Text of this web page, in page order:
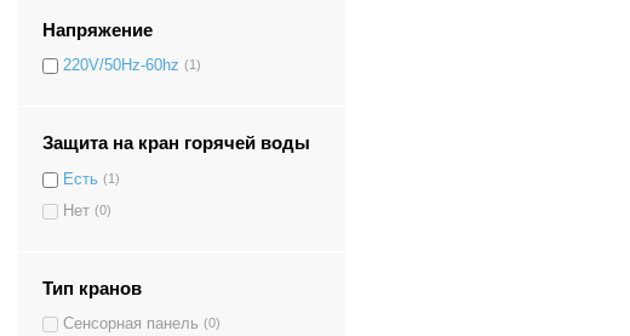
Напряжение
220V/50Hz-60hz (1)
Защита на кран горячей воды
Есть (1)
Нет (0)
Тип кранов
Сенсорная панель (0)